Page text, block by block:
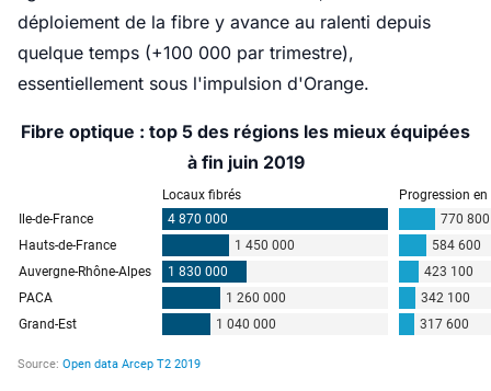
déploiement de la fibre y avance au ralenti depuis
quelque temps (+100 000 par trimestre),
essentiellement sous l'impulsion d'Orange.
Fibre optique : top 5 des régions les mieux équipées
à fin juin 2019